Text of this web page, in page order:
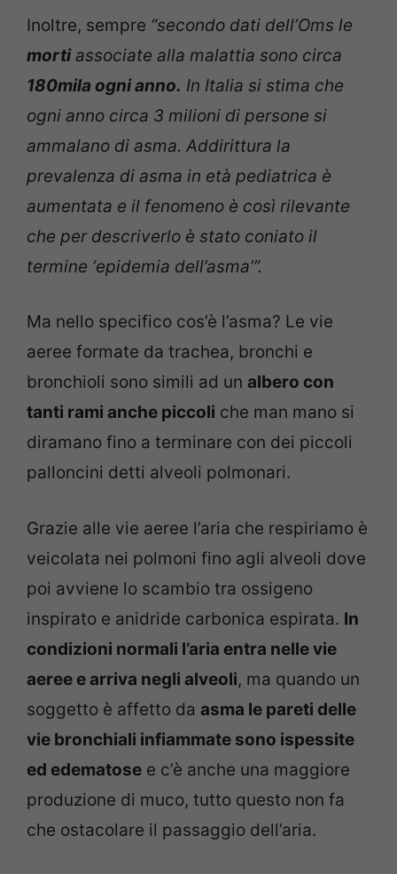
Inoltre, sempre “secondo dati dell’Oms le
mortiassociate alla malattia sono circa
180mila ogni anno. In Italia si stima che
ogni anno circa 3 milioni di persone si
ammalano di asma. Addirittura la
prevalenza di asma in età pediatrica è
aumentata e il fenomeno è così rilevante
che per descriverlo è stato coniato il
termine ‘epidemia dell’asma’”.
Ma nello specifico cos’è l’asma? Le vie
aeree formate da trachea, bronchi e
bronchioli sono simili ad un albero con
tanti rami anche piccoli che man mano si
diramano fino a terminare con dei piccoli
palloncini detti alveoli polmonari.
Grazie alle vie aeree l’aria che respiriamo è
veicolata nei polmoni fino agli alveoli dove
poi avviene lo scambio tra ossigeno
inspirato e anidride carbonica espirata. In
condizioni normali l’aria entra nelle vie
aeree e arriva negli alveoli, ma quando un
soggetto è affetto da asma le pareti delle
vie bronchiali infiammate sono ispessite
ed edematose e c’è anche una maggiore
produzione di muco, tutto questo non fa
che ostacolare il passaggio dell’aria.